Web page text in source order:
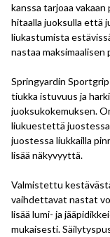
kanssa tarjoaa
hitaalla juoksulla että
liukastumista
nastaa maksimaalisen
Springyardin
tiukka istuvuus ja
juoksukokemuksen.
liukuestettä
juostessa liukkailla
lisää näkyvyyttä.
Valmistettu
vaihdettavat nastat
lisää lumi- ja
mukaisesti.